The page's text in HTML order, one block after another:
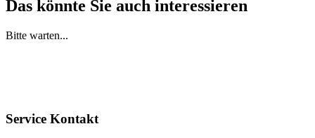
Das könnte Sie auch interessieren
Bitte warten...
Service Kontakt